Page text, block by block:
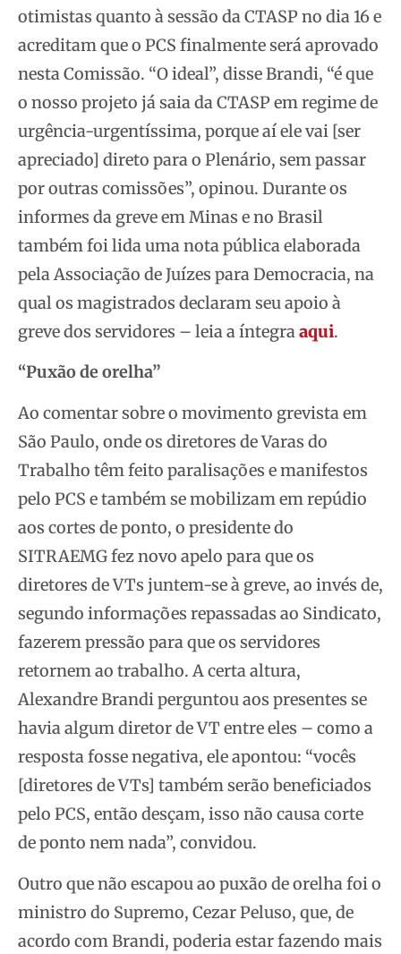
otimistas quanto à sessão da CTASP no dia 16 e
acreditam que o PCS finalmente será aprovado
nesta Comissão. “O ideal”, disse Brandi, “é que
o nosso projeto já saia da CTASP em regime de
urgência-urgentíssima, porque aí ele vai [ser
apreciado] direto para o Plenário, sem passar
por outras comissões”, opinou. Durante os
informes da greve em Minas e no Brasil
também foi lida uma nota pública elaborada
pela Associação de Juízes para Democracia, na
qual os magistrados declaram seu apoio à
greve dos servidores – leia a íntegraaqui.
“Puxão de orelha”
Ao comentar sobre o movimento grevista em
São Paulo, onde os diretores de Varas do
Trabalho têm feito paralisações e manifestos
pelo PCS e também se mobilizam em repúdio
aos cortes de ponto, o presidente do
SITRAEMG fez novo apelo para que os
diretores de VTs juntem-se à greve, ao invés de,
segundo informações repassadas ao Sindicato,
fazerem pressão para que os servidores
retornem ao trabalho. A certa altura,
Alexandre Brandi perguntou aos presentes se
havia algum diretor de VT entre eles – como a
resposta fosse negativa, ele apontou: “vocês
[diretores de VTs] também serão beneficiados
pelo PCS, então desçam, isso não causa corte
de ponto nem nada”, convidou.
Outro que não escapou ao puxão de orelha foi o
ministro do Supremo, Cezar Peluso, que, de
acordo com Brandi, poderia estar fazendo mais